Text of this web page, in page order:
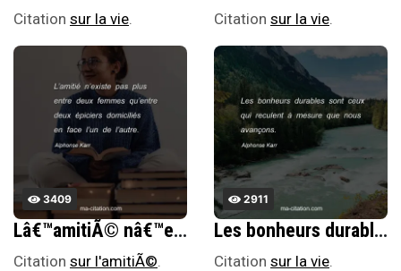
Citation sur la vie. Citation sur la vie.
3409
Lâ€™amitiÃ© nâ€™existe pas plus entre deux femmes quâ€™entre deux Ã©piciers domiciliÃ©s en face lâ€™un de lâ€™autre.
Citation sur l'amitiÃ©.
2911
Les bonheurs durables sont ceux qui reculent Ã mesure que nous avanÃ§ons.
Citation sur la vie.